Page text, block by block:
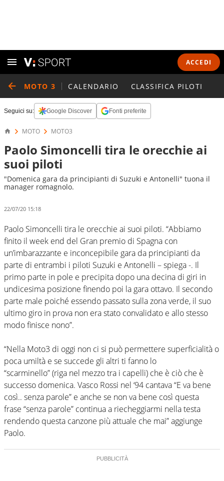
ACCEDI
MOTO 3 CALENDARIO CLASSIFICA PILOTI
Seguici su: Google Discover Fonti preferite
MOTO MOTO3
Paolo Simoncelli tira le orecchie ai
suoi piloti
"Domenica gara da principianti di Suzuki e Antonelli" tuona il
manager romagnolo.
22/07/20 15:18
Paolo Simoncelli tira le orecchie ai suoi piloti. “Abbiamo
finito il week end del Gran premio di Spagna con
un’imbarazzante e inconcepibile gara da principianti da
parte di entrambi i piloti Suzuki e Antonelli – spiega -. Il
primo parte in pole e precipita dopo una decina di giri in
undicesima posizione finendo poi la gara ottavo. Il secondo
parte male poiché essendo passato sulla zona verde, il suo
ultimo giro in prova non era stato convalidato e allo stesso
modo finisce nono”.
“Nella Moto3 di oggi non ci si può permettere superficialità o
poca umiltà e se succede gli altri ti fanno lo
“scarminello” (riga nel mezzo tra i capelli) che è ciò che è
successo domenica. Vasco Rossi nel ‘94 cantava “E va bene
così.. senza parole” e anche se non va bene così questa
frase “senza parole” continua a riecheggiarmi nella testa
rendendo questa canzone più attuale che mai” aggiunge
Paolo.